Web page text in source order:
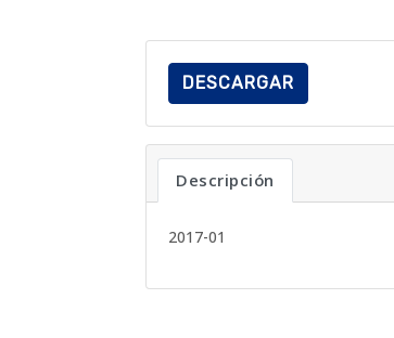
DESCARGAR
Descripción
2017-01